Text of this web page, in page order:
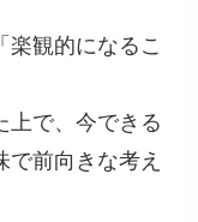
観的になるこ
上で、今できる
前向きな考え